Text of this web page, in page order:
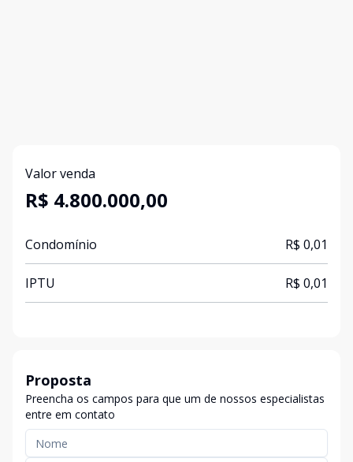
Valor venda
R$ 4.800.000,00
Condomínio R$ 0,01
IPTU R$ 0,01
Proposta
Preencha os campos para que um de nossos especialistas
entre em contato